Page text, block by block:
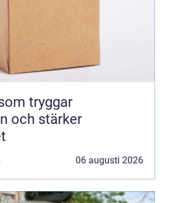
tryggar
och stärker
06 augusti 2026